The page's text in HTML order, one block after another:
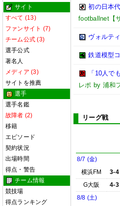
サイト
すべて (13)
ファンサイト (7)
チーム公式 (3)
選手公式
著名人
メディア (3)
サイトを推薦
選手
選手名鑑
故障者 (2)
移籍
エピソード
契約状況
出場時間
得点・警告
チーム情報
競技場
得点ランキング
初の日本
footballnet【
ヴォルテ
鉄道模型
「10人で
レポ by 浦和
リーグ戦
8/7 (金)
横浜FM
3-4
G大阪
4-3
8/8 (土)